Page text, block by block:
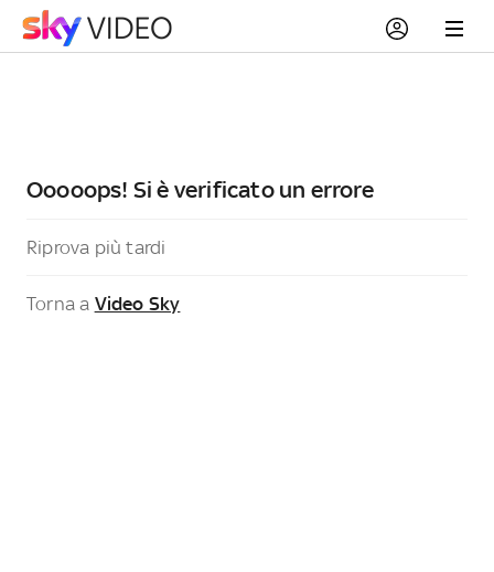
Ooooops! Si è verificato un errore
Riprova più tardi
Torna a Video Sky